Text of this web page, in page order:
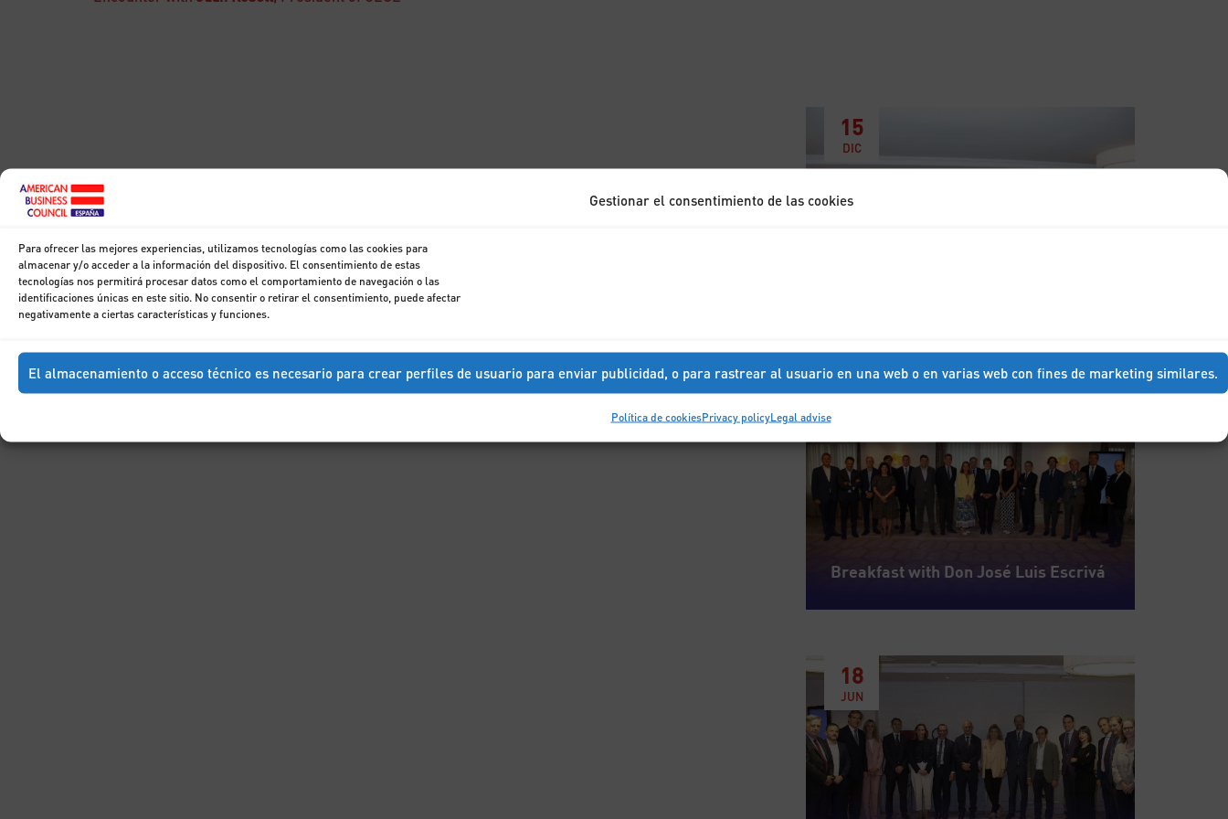
Gestionar el consentimiento de las cookies
Para ofrecer las mejores experiencias, utilizamos tecnologías como las cookies para
almacenar y/o acceder a la información del dispositivo. El consentimiento de estas
tecnologías nos permitirá procesar datos como el comportamiento de navegación o las
identificaciones únicas en este sitio. No consentir o retirar el consentimiento, puede afectar
negativamente a ciertas características y funciones.
El almacenamiento o acceso técnico es necesario para crear perfiles de usuario para enviar publicidad, o para rastrear al usuario en una web o en varias web con fines de marketing similares.
Política de cookiesPrivacy policyLegal advise
15
DIC
7
Breakfast with Don José Luis Escrivá
18
JUN